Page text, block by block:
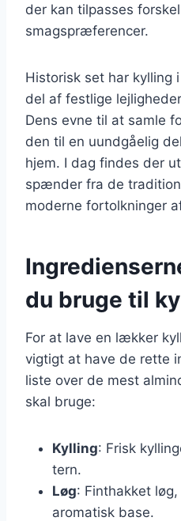
der kan tilpasses
smagspræferencer.
Historisk set har kylling
del af festlige
Dens evne til at samle
den til en uundgåelig
hjem. I dag findes der
spænder fra de
moderne fortolkninger
du bruge til
For at lave en lækker
vigtigt at have de rette
liste over de mest
skal bruge:
Kylling: Frisk
tern.
Løg: Finthakket
aromatisk base.